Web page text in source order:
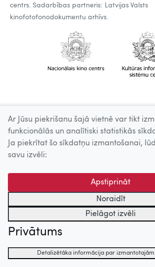
centrs. Sadarbības partneris: Latvijas Valsts
kinofotofonodokumentu arhīvs.
Ar Jūsu piekrišanu šajā vietnē var tikt
funkcionālās un analītiski statistikās
Ja piekrītat šo sīkdatņu izmantošanai,
savu izvēli:
Apstiprināt
Noraidīt
Pielāgot izvēli
Privātums
Detalizētāka informācija par izmantotajām